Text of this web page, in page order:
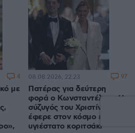
με
4
Πατέρας για δεύτερη
φορά ο Κωνσταντέλιας: Η
σύζυγός του Χριστίνα
έφερε στον κόσμο ένα
υγιέστατο κοριτσάκι
08.08.2026, 22:23 97